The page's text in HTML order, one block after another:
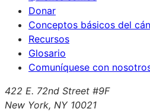
Donar
Conceptos básicos del
Recursos
Glosario
Comuníquese con
422 E. 72nd Street #9F
New York, NY 10021